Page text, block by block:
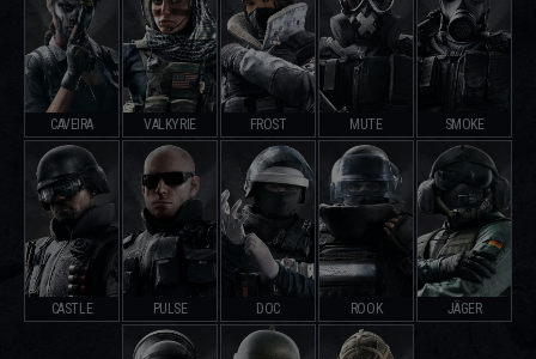
CAVEIRA VALKYRIE FROST MUTE SMOKE
CASTLE PULSE DOC ROOK JÄGER